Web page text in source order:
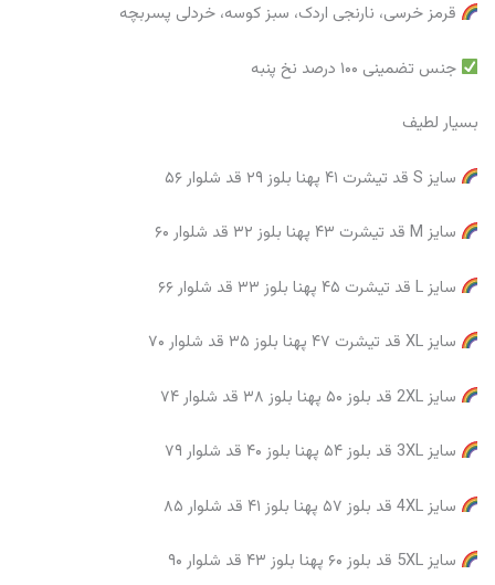
قرمز خرسی، نارنجی اردک، سبز کوسه، خردلی پسربچه
جنس تضمینی ۱۰۰ درصد نخ پنبه
بسیار لطیف
سایز S قد تیشرت ۴۱ پهنا بلوز ۲۹ قد شلوار ۵۶
سایز M قد تیشرت ۴۳ پهنا بلوز ۳۲ قد شلوار ۶۰
سایز L قد تیشرت ۴۵ پهنا بلوز ۳۳ قد شلوار ۶۶
سایز XL قد تیشرت ۴۷ پهنا بلوز ۳۵ قد شلوار ۷۰
سایز 2XL قد بلوز ۵۰ پهنا بلوز ۳۸ قد شلوار ۷۴
سایز 3XL قد بلوز ۵۴ پهنا بلوز ۴۰ قد شلوار ۷۹
سایز 4XL قد بلوز ۵۷ پهنا بلوز ۴۱ قد شلوار ۸۵
سایز 5XL قد بلوز ۶۰ پهنا بلوز ۴۳ قد شلوار ۹۰